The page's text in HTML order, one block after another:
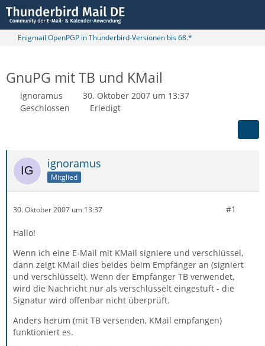
Enigmail OpenPGP in Thunderbird-Versionen bis 68.*
GnuPG mit TB und KMail
ignoramus
30. Oktober 2007 um 13:37
Geschlossen
Erledigt
ignoramus
Mitglied
30. Oktober 2007 um 13:37 #1
Hallo!
Wenn ich eine E-Mail mit KMail signiere und verschlüssel,
dann zeigt KMail dies beides beim Empfänger an (signiert
und verschlüsselt). Wenn der Empfänger TB verwendet,
wird die Nachricht nur als verschlüsselt eingestuft - die
Signatur wird offenbar nicht überprüft.
Anders herum (mit TB versenden, KMail empfangen)
funktioniert es.